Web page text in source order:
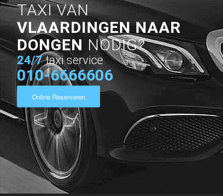
TAXI VAN
VLAARDINGEN NAAR
DONGEN NODIG?
24/7 taxi service
010-6666606
Online Reserveren